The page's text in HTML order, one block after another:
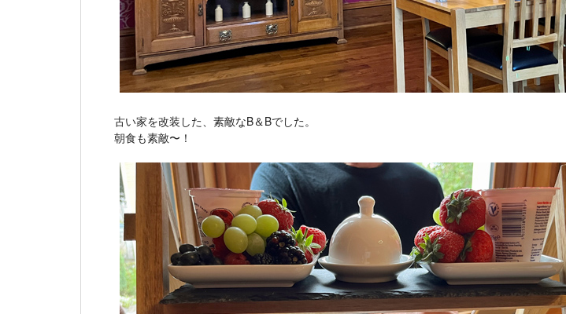
古い家を改装した、素敵なB＆Bでした。
朝食も素敵〜！